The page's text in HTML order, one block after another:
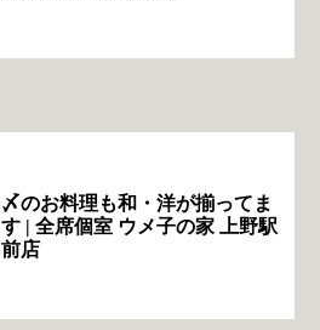
〆のお料理も和・洋が揃ってま
す | 全席個室 ウメ子の家 上野駅
前店